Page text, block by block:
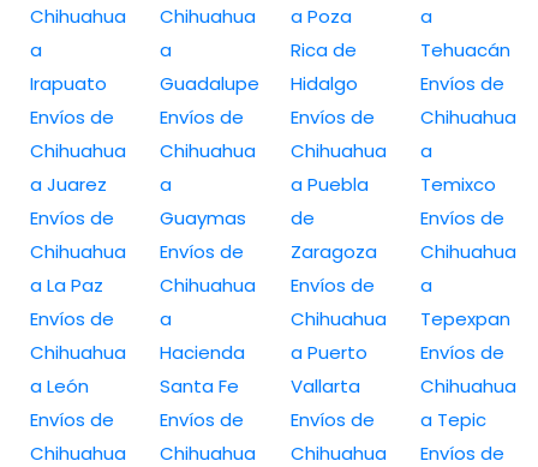
Chihuahua
a
Irapuato
Envíos de
Chihuahua
a Juarez
Envíos de
Chihuahua
a La Paz
Envíos de
Chihuahua
a León
Envíos de
Chihuahua
Chihuahua
a
Guadalupe
Envíos de
Chihuahua
a
Guaymas
Envíos de
Chihuahua
a
Hacienda
Santa Fe
Envíos de
Chihuahua
a Poza
Rica de
Hidalgo
Envíos de
Chihuahua
a Puebla
de
Zaragoza
Envíos de
Chihuahua
a Puerto
Vallarta
Envíos de
Chihuahua
a
Tehuacán
Envíos de
Chihuahua
a
Temixco
Envíos de
Chihuahua
a
Tepexpan
Envíos de
Chihuahua
a Tepic
Envíos de